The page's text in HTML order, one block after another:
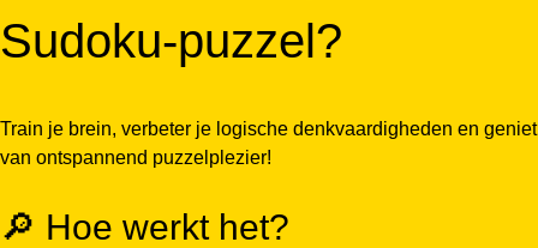
Sudoku-puzzel?
Train je brein, verbeter je logische denkvaardigheden en geniet
van ontspannend puzzelplezier!
🔎 Hoe werkt het?